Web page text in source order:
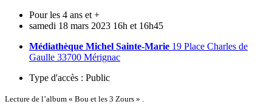
Pour les 4 ans et +
samedi 18 mars 2023 16h et 16h45
Médiathèque Michel Sainte-Marie 19 Place Charles de
Gaulle 33700 Mérignac
Type d'accès : Public
Lecture de l’album « Bou et les 3 Zours » .